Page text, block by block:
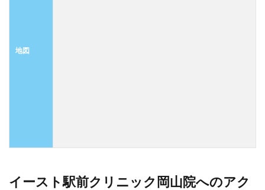
地図
イースト駅前クリニック岡山院へのアク